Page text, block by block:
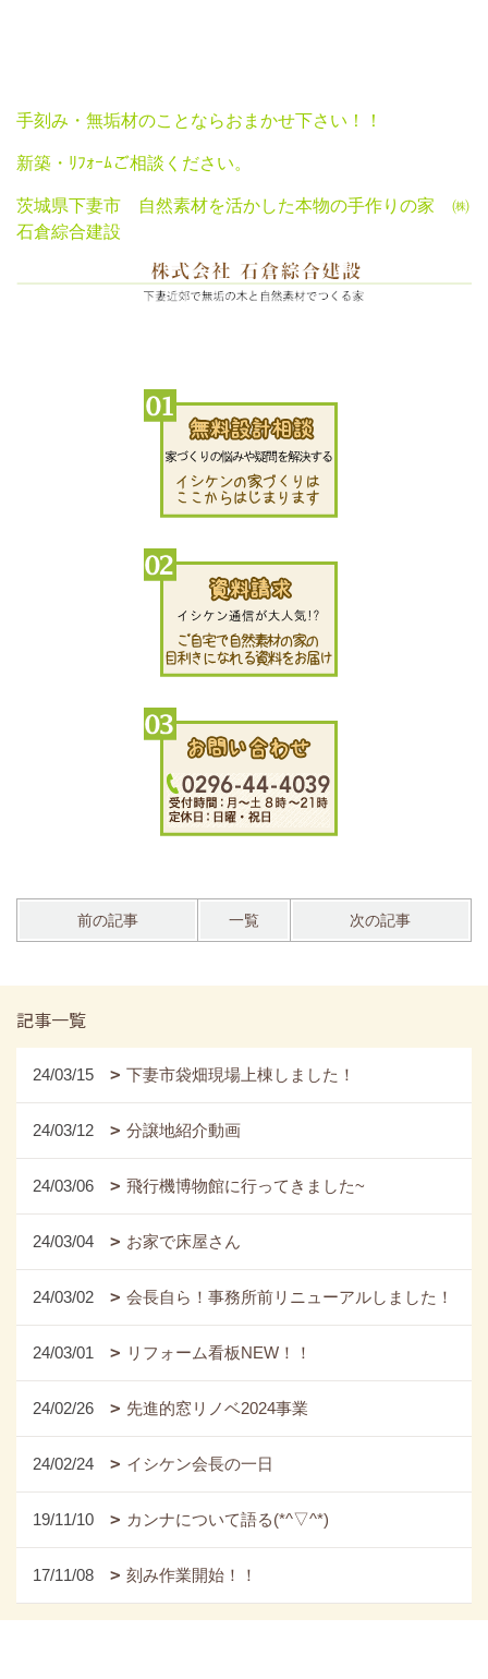
手刻み・無垢材のことならおまかせ下さい！！
新築・ﾘﾌｫｰﾑご相談ください。
茨城県下妻市 自然素材を活かした本物の手作りの家 ㈱
石倉綜合建設
前の記事 一覧 次の記事
記事一覧
24/03/15 下妻市袋畑現場上棟しました！
24/03/12 分譲地紹介動画
24/03/06 飛行機博物館に行ってきました~
24/03/04 お家で床屋さん
24/03/02 会長自ら！事務所前リニューアルしました！
24/03/01 リフォーム看板NEW！！
24/02/26 先進的窓リノベ2024事業
24/02/24 イシケン会長の一日
19/11/10 カンナについて語る(*^▽^*)
17/11/08 刻み作業開始！！